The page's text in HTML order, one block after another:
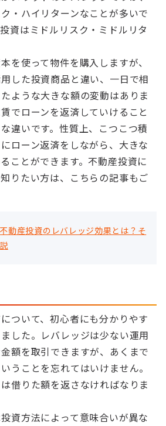
・ハイリターンなことが多いで
資はミドルリスク・ミドルリタ
を使って物件を購入しますが、
した投資商品と違い、一日で相
ような大きな額の変動はありま
でローンを返済していけること
違いです。性質上、こつこつ積
ローン返済をしながら、大きな
ことができます。不動産投資に
りたい方は、こちらの記事もご
不動産投資のレバレッジ効果とは？そ
ついて、初心者にも分かりやす
した。レバレッジは少ない運用
額を取引できますが、あくまで
うことを忘れてはいけません。
借りた額を返さなければなりま
資方法によって意味合いが異な